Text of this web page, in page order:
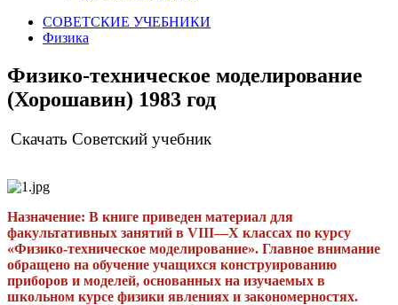
СОВЕТСКИЕ УЧЕБНИКИ
Физика
Физико-техническое моделирование
(Хорошавин) 1983 год
Скачать Советский учебник
Назначение: В книге приведен материал для
факультативных занятий в VIII—X классах по курсу
«Физико-техническое моделирование». Главное внимание
обращено на обучение учащихся конструированию
приборов и моделей, основанных на изучаемых в
школьном курсе физики явлениях и закономерностях.